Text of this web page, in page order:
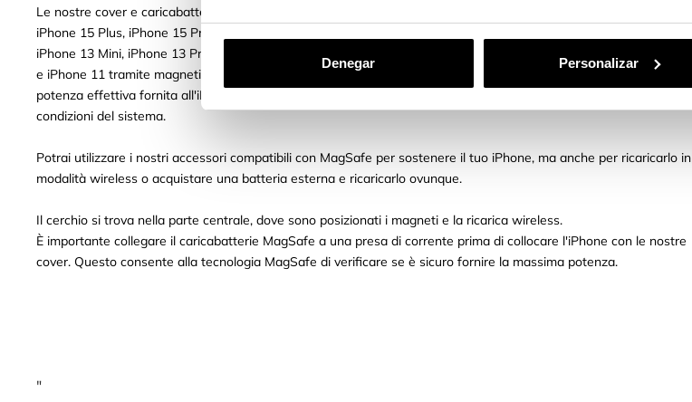
Denegar Personalizar
Le nostre cover e caricabatterie compatibili con MagSafe si collegano ai modelli di iPhone 15, iPhone 15 Pro,
iPhone 15 Plus, iPhone 15 Pro Max, los iPhone 14, iPhone 14 Pro, iPhone 14 Plus, iPhone 14 Pro Max, iPhone 13,
iPhone 13 Mini, iPhone 13 Pro, iPhone 13 Pro Max, iPhone 12, iPhone 12 Mini, iPhone 12 Pro, iPhone 12 Pro Max
e iPhone 11 tramite magneti perfettamente allineati e offre una ricarica wireless più rapida, fino a 15 Watt. La
potenza effettiva fornita all'iPhone varia a seconda della tensione dell'adattatore di alimentazione e delle
condizioni del sistema.
Potrai utilizzare i nostri accessori compatibili con MagSafe per sostenere il tuo iPhone, ma anche per ricaricarlo in
modalità wireless o acquistare una batteria esterna e ricaricarlo ovunque.
Il cerchio si trova nella parte centrale, dove sono posizionati i magneti e la ricarica wireless.
È importante collegare il caricabatterie MagSafe a una presa di corrente prima di collocare l'iPhone con le nostre
cover. Questo consente alla tecnologia MagSafe di verificare se è sicuro fornire la massima potenza.
"